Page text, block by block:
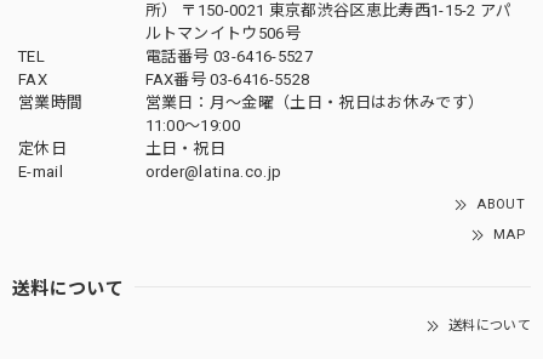
所） 〒150-0021 東京都渋谷区恵比寿西1-15-2 アパ
ルトマンイトウ506号
TEL
電話番号 03-6416-5527
FAX
FAX番号 03-6416-5528
営業時間
営業日：月〜金曜（土日・祝日はお休みです）
11:00〜19:00
定休日
土日・祝日
E-mail
order@latina.co.jp
ABOUT
MAP
送料について
送料について